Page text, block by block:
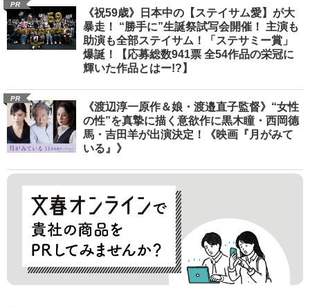
PR
《祝59歳》日本中の【ステイサム愛】が大
暴走！ “勝手に”生誕祭試写会開催！ 主演も
助演も全部ステイサム！「ステサミー賞」
爆誕！【応募総数941票 全54作品の栄冠に
輝いた作品とはー!?】
PR
《渡辺淳一原作＆娘・渡邉直子監督》“女性
の性”を真摯に描く意欲作に黒木瞳・西岡德
馬・吉田羊が出演決定！《映画『月がみて
いる』》